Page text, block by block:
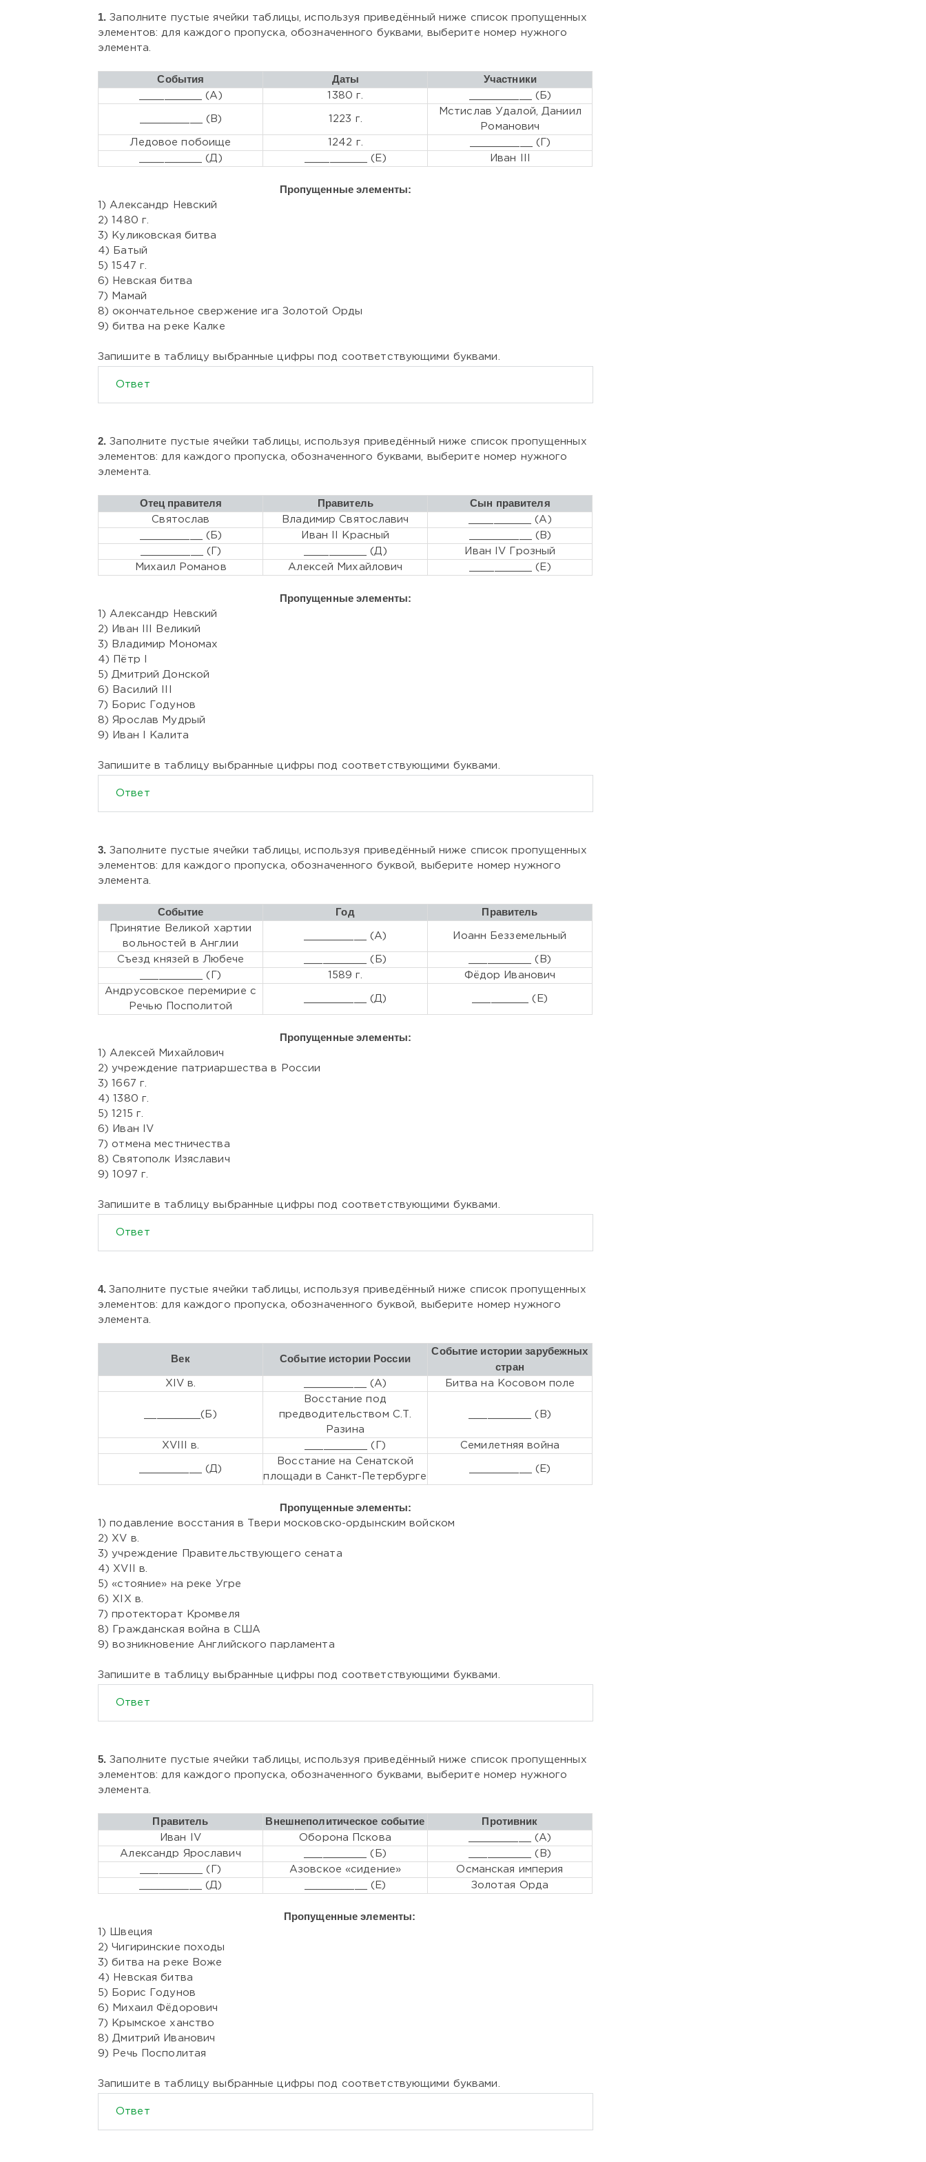
1. Заполните пустые ячейки таблицы, используя приведённый ниже список пропущенных
элементов: для каждого пропуска, обозначенного буквами, выберите номер нужного
элемента.
События Даты Участники
__________ (А) 1380 г. __________ (Б)
__________ (В) 1223 г.
Мстислав Удалой, Даниил
Романович
Ледовое побоище
1242 г.
__________ (Г)
__________ (Д)
__________ (Е) Иван III
Пропущенные элементы:
1) Александр Невский
2) 1480 г.
3) Куликовская битва
4) Батый
5) 1547 г.
6) Невская битва
7) Мамай
8) окончательное свержение ига Золотой Орды
9) битва на реке Калке
Запишите в таблицу выбранные цифры под соответствующими буквами.
Ответ
2. Заполните пустые ячейки таблицы, используя приведённый ниже список пропущенных
элементов: для каждого пропуска, обозначенного буквами, выберите номер нужного
элемента.
Отец правителя Правитель Сын правителя
Святослав Владимир Святославич
__________ (А)
__________ (Б)
Иван II Красный
__________ (В)
__________ (Г)
__________ (Д)
Иван IV Грозный
Михаил Романов
Алексей Михайлович __________ (Е)
Пропущенные элементы:
1) Александр Невский
2) Иван III Великий
3) Владимир Мономах
4) Пётр I
5) Дмитрий Донской
6) Василий III
7) Борис Годунов
8) Ярослав Мудрый
9) Иван I Калита
Запишите в таблицу выбранные цифры под соответствующими буквами.
Ответ
3. Заполните пустые ячейки таблицы, используя приведённый ниже список пропущенных
элементов: для каждого пропуска, обозначенного буквой, выберите номер нужного
элемента.
Событие Год Правитель
Принятие Великой хартии
вольностей в Англии
__________ (А) Иоанн Безземельный
Съезд князей в Любече __________ (Б)
__________ (В)
__________ (Г)
1589 г.
Фёдор Иванович
Андрусовское перемирие с
Речью Посполитой
__________ (Д) _________ (Е)
Пропущенные элементы:
1) Алексей Михайлович
2) учреждение патриаршества в России
3) 1667 г.
4) 1380 г.
5) 1215 г.
6) Иван IV
7) отмена местничества
8) Святополк Изяславич
9) 1097 г.
Запишите в таблицу выбранные цифры под соответствующими буквами.
Ответ
4.Заполните пустые ячейки таблицы, используя приведённый ниже список пропущенных
элементов: для каждого пропуска, обозначенного буквой, выберите номер нужного
элемента.
Век Событие истории России
Событие истории зарубежных
стран
XIV в. __________ (А) Битва на Косовом поле
_________(Б)
Восстание под
предводительством С.Т.
Разина
__________ (В)
XVIII в. __________ (Г) Семилетняя война
__________ (Д)
Восстание на Сенатской
площади в Санкт-Петербурге
__________ (Е)
Пропущенные элементы:
1) подавление восстания в Твери московско-ордынским войском
2) XV в.
3) учреждение Правительствующего сената
4) XVII в.
5) «стояние» на реке Угре
6) XIX в.
7) протекторат Кромвеля
8) Гражданская война в США
9) возникновение Английского парламента
Запишите в таблицу выбранные цифры под соответствующими буквами.
Ответ
5. Заполните пустые ячейки таблицы, используя приведённый ниже список пропущенных
элементов: для каждого пропуска, обозначенного буквами, выберите номер нужного
элемента.
Правитель Внешнеполитическое событие Противник
Иван IV Оборона Пскова
__________ (А)
Александр Ярославич
__________ (Б)
__________ (В)
__________ (Г)
Азовское «сидение»
Османская империя
__________ (Д)
__________ (Е) Золотая Орда
Пропущенные элементы:
1) Швеция
2) Чигиринские походы
3) битва на реке Воже
4) Невская битва
5) Борис Годунов
6) Михаил Фёдорович
7) Крымское ханство
8) Дмитрий Иванович
9) Речь Посполитая
Запишите в таблицу выбранные цифры под соответствующими буквами.
Ответ